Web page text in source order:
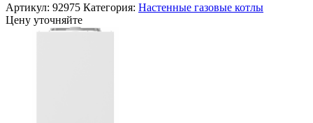
Артикул: 92975 Категория: Настенные газовые котлы
Цену уточняйте